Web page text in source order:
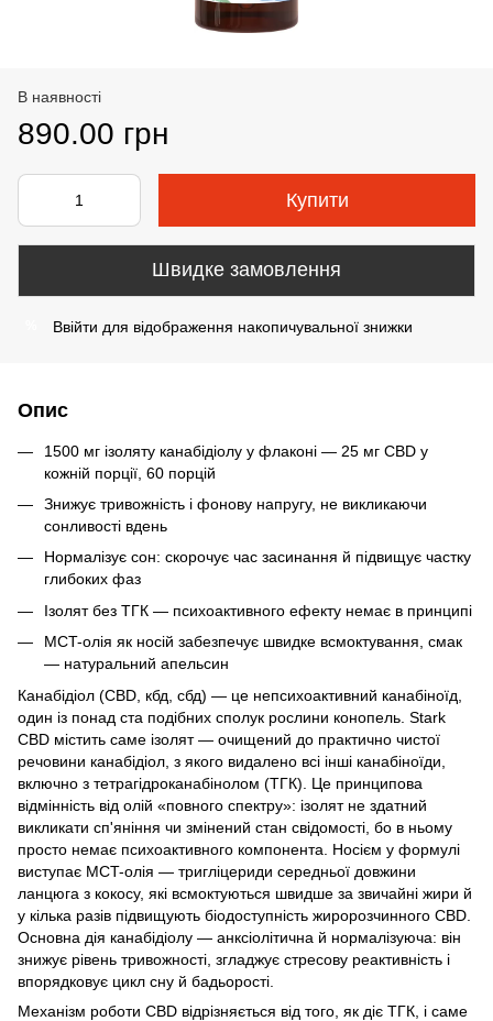
В наявності
890.00 грн
Купити
Швидке замовлення
Ввійти для відображення накопичувальної знижки
Опис
1500 мг ізоляту канабідіолу у флаконі — 25 мг CBD у
кожній порції, 60 порцій
Знижує тривожність і фонову напругу, не викликаючи
сонливості вдень
Нормалізує сон: скорочує час засинання й підвищує частку
глибоких фаз
Ізолят без ТГК — психоактивного ефекту немає в принципі
MCT-олія як носій забезпечує швидке всмоктування, смак
— натуральний апельсин
Канабідіол (CBD, кбд, сбд) — це непсихоактивний канабіноїд,
один із понад ста подібних сполук рослини конопель. Stark
CBD містить саме ізолят — очищений до практично чистої
речовини канабідіол, з якого видалено всі інші канабіноїди,
включно з тетрагідроканабінолом (ТГК). Це принципова
відмінність від олій «повного спектру»: ізолят не здатний
викликати сп'яніння чи змінений стан свідомості, бо в ньому
просто немає психоактивного компонента. Носієм у формулі
виступає MCT-олія — тригліцериди середньої довжини
ланцюга з кокосу, які всмоктуються швидше за звичайні жири й
у кілька разів підвищують біодоступність жиророзчинного CBD.
Основна дія канабідіолу — анксіолітична й нормалізуюча: він
знижує рівень тривожності, згладжує стресову реактивність і
впорядковує цикл сну й бадьорості.
Механізм роботи CBD відрізняється від того, як діє ТГК, і саме